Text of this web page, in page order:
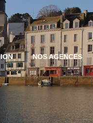
NOS AGENCES